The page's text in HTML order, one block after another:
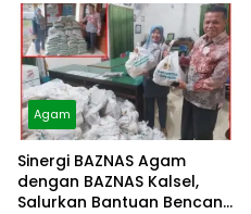
Agam
Sinergi BAZNAS Agam
dengan BAZNAS Kalsel,
Salurkan Bantuan Bencana